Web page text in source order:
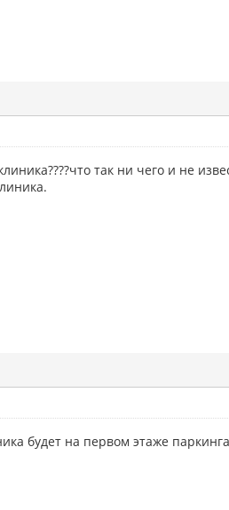
так ни чего и не
будет на первом этаже